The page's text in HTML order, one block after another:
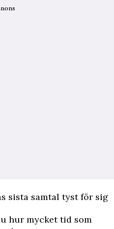
sista samtal tyst för sig
hur mycket tid som